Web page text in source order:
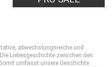
abwechslungsreiche und
Liebesgeschichte zwischen den
umfasst unsere Geschichte